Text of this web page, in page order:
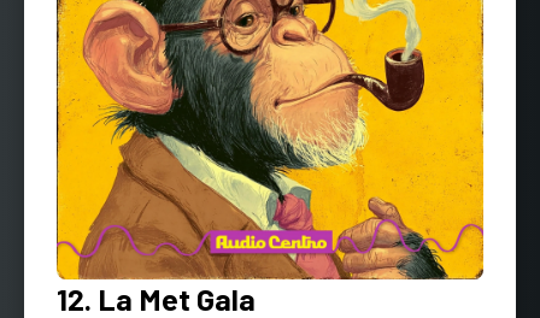
12. La Met Gala